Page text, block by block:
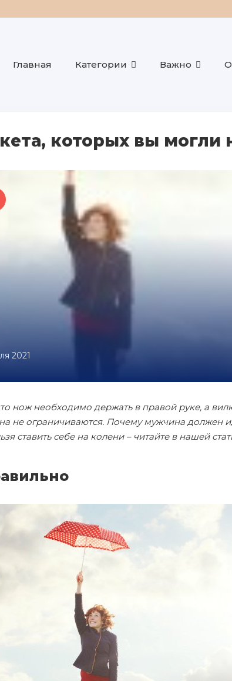
Главная Категории Важно О
которых вы могли
2021
нож необходимо держать в правой руке, а
не ограничиваются. Почему мужчина должен
ставить себе на колени – читайте в нашей